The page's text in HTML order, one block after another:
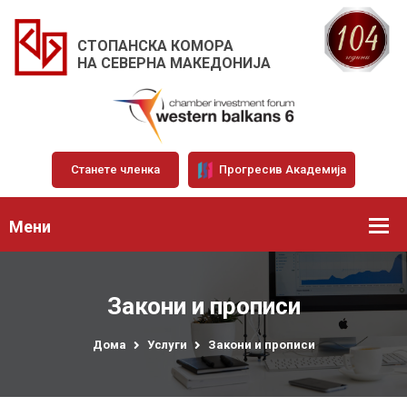
СТОПАНСКА КОМОРА
НА СЕВЕРНА МАКЕДОНИЈА
Станете членка Прогресив Академија
Мени
Закони и прописи
Дома Услуги Закони и прописи